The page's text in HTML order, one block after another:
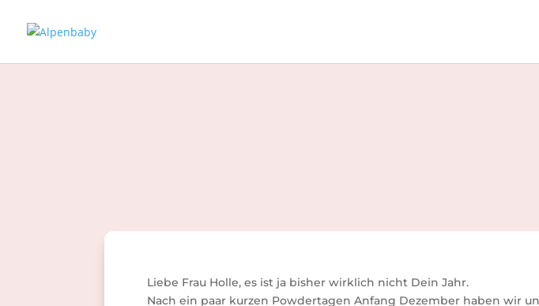
Liebe Frau Holle, es ist ja bisher wirklich nicht Dein Jahr.
Nach ein paar kurzen Powdertagen Anfang Dezember haben wir